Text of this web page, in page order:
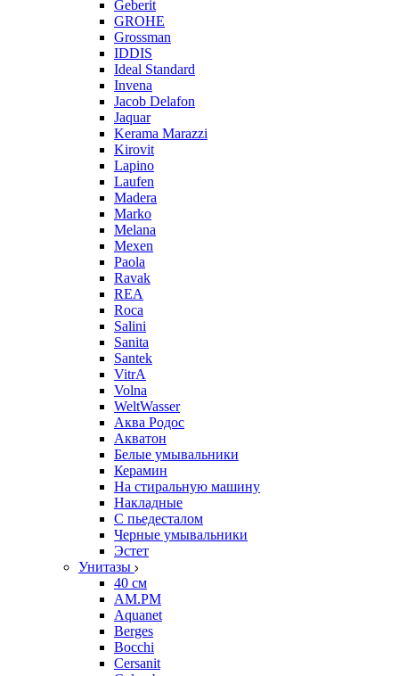
Geberit
GROHE
Grossman
IDDIS
Ideal Standard
Invena
Jacob Delafon
Jaquar
Kerama Marazzi
Kirovit
Lapino
Laufen
Madera
Marko
Melana
Mexen
Paola
Ravak
REA
Roca
Salini
Sanita
Santek
VitrA
Volna
WeltWasser
Аква Родос
Акватон
Белые умывальники
Керамин
На стиральную машину
Накладные
С пьедесталом
Черные умывальники
Эстет
Унитазы
40 см
AM.PM
Aquanet
Berges
Bocchi
Cersanit